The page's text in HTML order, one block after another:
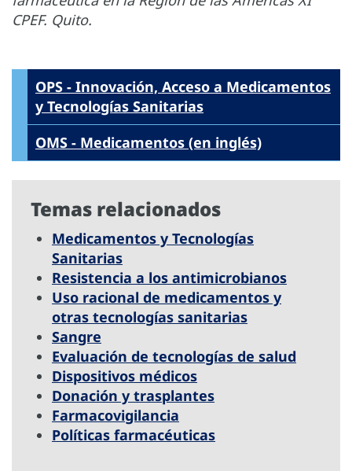
CPEF. Quito.
OPS - Innovación, Acceso a Medicamentos
y Tecnologías Sanitarias
OMS - Medicamentos (en inglés)
Temas relacionados
Medicamentos y Tecnologías
Sanitarias
Resistencia a los antimicrobianos
Uso racional de medicamentos y
otras tecnologías sanitarias
Sangre
Evaluación de tecnologías de salud
Dispositivos médicos
Donación y trasplantes
Farmacovigilancia
Políticas farmacéuticas